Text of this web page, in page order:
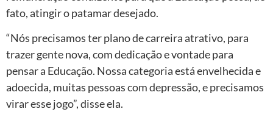
fato, atingir o patamar desejado.
“Nós precisamos ter plano de carreira atrativo, para
trazer gente nova, com dedicação e vontade para
pensar a Educação. Nossa categoria está envelhecida e
adoecida, muitas pessoas com depressão, e precisamos
virar esse jogo”, disse ela.